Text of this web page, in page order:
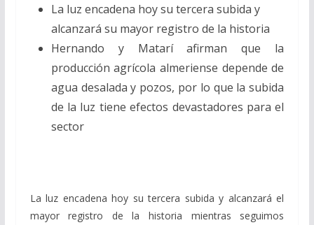
La luz encadena hoy su tercera subida y
alcanzará su mayor registro de la historia
Hernando y Matarí afirman que la
producción agrícola almeriense depende de
agua desalada y pozos, por lo que la subida
de la luz tiene efectos devastadores para el
sector
La luz encadena hoy su tercera subida y alcanzará el
mayor registro de la historia mientras seguimos